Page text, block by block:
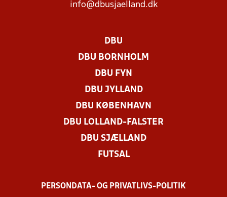
info@dbusjaelland.dk
DBU
DBU BORNHOLM
DBU FYN
DBU JYLLAND
DBU KØBENHAVN
DBU LOLLAND-FALSTER
DBU SJÆLLAND
FUTSAL
PERSONDATA- OG PRIVATLIVS-POLITIK